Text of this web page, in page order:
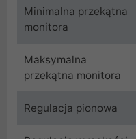
Minimalna przekątna
monitora
Maksymalna
przekątna monitora
Regulacja pionowa